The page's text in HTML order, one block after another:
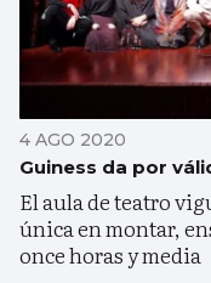
4 AGO 2020
Guiness da por
El aula de teatro
única en montar,
once horas y media